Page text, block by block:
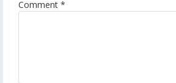
Comment *